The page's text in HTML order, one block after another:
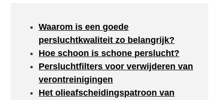
Waarom is een goede
persluchtkwaliteit zo belangrijk?
Hoe schoon is schone perslucht?
Persluchtfilters voor verwijderen van
verontreinigingen
Het olieafscheidingspatroon van